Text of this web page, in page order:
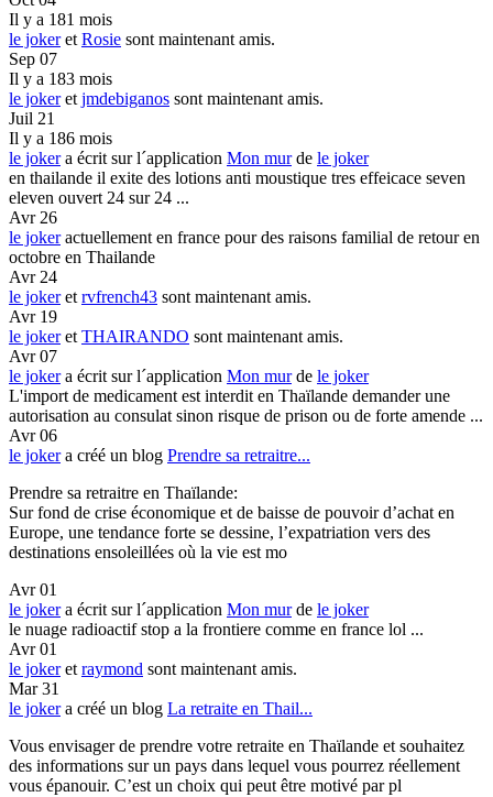
Il y a 181 mois
le jokeret Rosie sont maintenant amis.
Sep 07
Il y a 183 mois
le jokeret jmdebiganos sont maintenant amis.
Juil 21
Il y a 186 mois
le jokera écrit sur l´application Mon murde le joker
en thailande il exite des lotions anti moustique tres effeicace seven
eleven ouvert 24 sur 24 ...
Avr 26
le jokeractuellement en france pour des raisons familial de retour en
octobre en Thailande
Avr 24
le jokeret rvfrench43 sont maintenant amis.
Avr 19
le jokeret THAIRANDO sont maintenant amis.
Avr 07
le jokera écrit sur l´application Mon murde le joker
L'import de medicament est interdit en Thaïlande demander une
autorisation au consulat sinon risque de prison ou de forte amende ...
Avr 06
le jokera créé un blog Prendre sa retraitre...
Prendre sa retraitre en Thaïlande:
Sur fond de crise économique et de baisse de pouvoir d’achat en
Europe, une tendance forte se dessine, l’expatriation vers des
destinations ensoleillées où la vie est mo
Avr 01
le jokera écrit sur l´application Mon murde le joker
le nuage radioactif stop a la frontiere comme en france lol ...
Avr 01
le jokeret raymond sont maintenant amis.
Mar 31
le jokera créé un blog La retraite en Thail...
Vous envisager de prendre votre retraite en Thaïlande et souhaitez
des informations sur un pays dans lequel vous pourrez réellement
vous épanouir. C’est un choix qui peut être motivé par pl